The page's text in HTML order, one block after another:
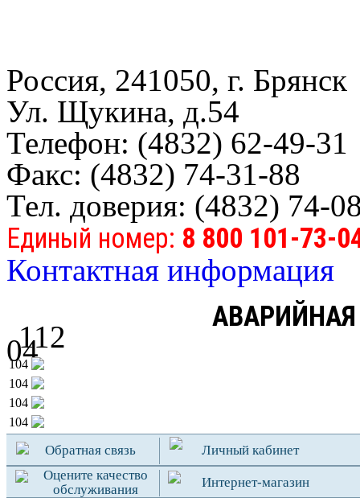
Россия, 241050, г. Брянск
Ул. Щукина, д.54
Телефон: (4832) 62-49-31
Факс: (4832) 74-31-88
Тел. доверия: (4832) 74-
Единый номер: 8 800 101-73-
Контактная информация
04
112
104
104
104
104
Обратная связь
Личный кабинет
Оцените качество
обслуживания
Интернет-магазин